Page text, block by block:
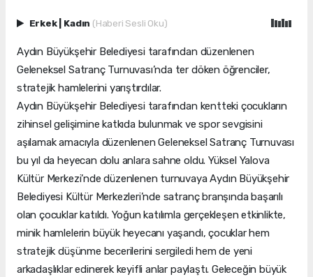
Erkek Kadın (Haberi Sesli Oku)
Aydın Büyükşehir Belediyesi tarafından düzenlenen
Geleneksel Satranç Turnuvası’nda ter döken öğrenciler,
stratejik hamlelerini yarıştırdılar.
Aydın Büyükşehir Belediyesi tarafından kentteki çocukların
zihinsel gelişimine katkıda bulunmak ve spor sevgisini
aşılamak amacıyla düzenlenen Geleneksel Satranç Turnuvası
bu yıl da heyecan dolu anlara sahne oldu. Yüksel Yalova
Kültür Merkezi’nde düzenlenen turnuvaya Aydın Büyükşehir
Belediyesi Kültür Merkezleri’nde satranç branşında başarılı
olan çocuklar katıldı. Yoğun katılımla gerçekleşen etkinlikte,
minik hamlelerin büyük heyecanı yaşandı, çocuklar hem
stratejik düşünme becerilerini sergiledi hem de yeni
arkadaşlıklar edinerek keyifli anlar paylaştı. Geleceğin büyük